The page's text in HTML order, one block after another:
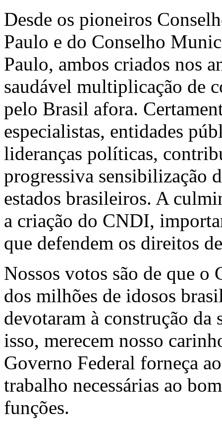
Desde os pioneiros
Paulo e do Conselho
Paulo, ambos criados nos
saudável multiplicação de
pelo Brasil afora.
especialistas, entidades
lideranças políticas,
progressiva sensibilização
estados brasileiros. A
a criação do CNDI,
que defendem os direitos
Nossos votos são de que o
dos milhões de idosos
devotaram à construção da
isso, merecem nosso
Governo Federal forneça
trabalho necessárias ao
funções.